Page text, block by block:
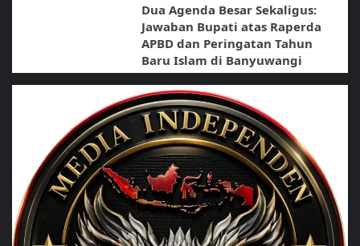
Dua Agenda Besar Sekaligus:
Jawaban Bupati atas Raperda
APBD dan Peringatan Tahun
Baru Islam di Banyuwangi